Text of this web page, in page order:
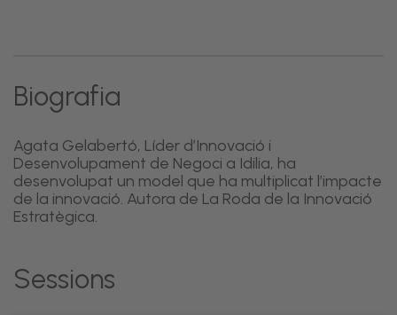
Biografia
Agata Gelabertó, Líder d’Innovació i
Desenvolupament de Negoci a Idilia, ha
desenvolupat un model que ha multiplicat l’impacte
de la innovació. Autora de La Roda de la Innovació
Estratègica.
Sessions